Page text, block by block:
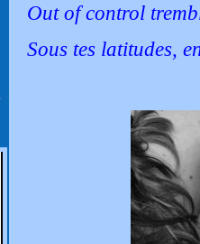
Out of control
Sous tes latitudes,